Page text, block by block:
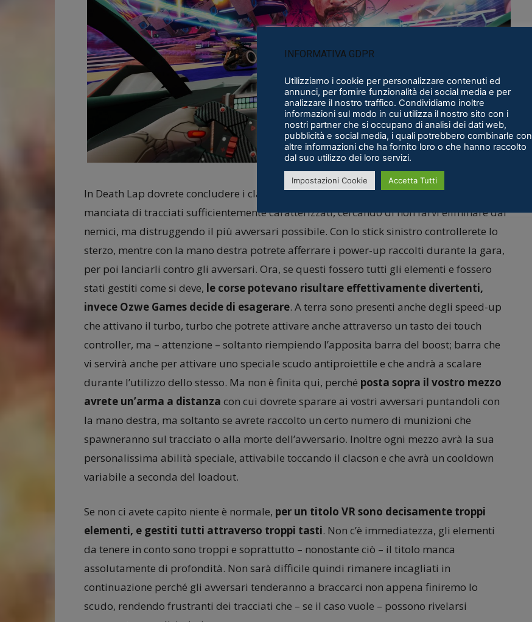
In Death Lap dovrete concludere i classici tre giri di corsa all’interno di una piccola
manciata di tracciati sufficientemente caratterizzati, cercando di non farvi eliminare dai
nemici, ma distruggendo il più avversari possibile. Con lo stick sinistro controllerete lo
sterzo, mentre con la mano destra potrete afferrare i power-up raccolti durante la gara,
per poi lanciarli contro gli avversari. Ora, se questi fossero tutti gli elementi e fossero
stati gestiti come si deve, le corse potevano risultare effettivamente divertenti,
invece Ozwe Games decide di esagerare. A terra sono presenti anche degli speed-up
che attivano il turbo, turbo che potrete attivare anche attraverso un tasto dei touch
controller, ma – attenzione – soltanto riempiendo l’apposita barra del boost; barra che
vi servirà anche per attivare uno speciale scudo antiproiettile e che andrà a scalare
durante l’utilizzo dello stesso. Ma non è finita qui, perché posta sopra il vostro mezzo
avrete un’arma a distanza con cui dovrete sparare ai vostri avversari puntandoli con
la mano destra, ma soltanto se avrete raccolto un certo numero di munizioni che
spawneranno sul tracciato o alla morte dell’avversario. Inoltre ogni mezzo avrà la sua
personalissima abilità speciale, attivabile toccando il clacson e che avrà un cooldown
variabile a seconda del loadout.
Se non ci avete capito niente è normale, per un titolo VR sono decisamente troppi
elementi, e gestiti tutti attraverso troppi tasti. Non c’è immediatezza, gli elementi
da tenere in conto sono troppi e soprattutto – nonostante ciò – il titolo manca
assolutamente di profondità. Non sarà difficile quindi rimanere incagliati in
continuazione perché gli avversari tenderanno a braccarci non appena finiremo lo
scudo, rendendo frustranti dei tracciati che – se il caso vuole – possono rivelarsi
INFORMATIVA GDPR
Utilizziamo i cookie per personalizzare contenuti ed
annunci, per fornire funzionalità dei social media e per
analizzare il nostro traffico. Condividiamo inoltre
informazioni sul modo in cui utilizza il nostro sito con i
nostri partner che si occupano di analisi dei dati web,
pubblicità e social media, i quali potrebbero combinarle con
altre informazioni che ha fornito loro o che hanno raccolto
dal suo utilizzo dei loro servizi.
Impostazioni Cookie Accetta Tutti